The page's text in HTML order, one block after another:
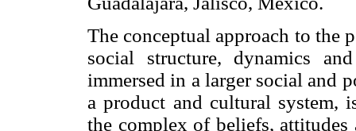
The conceptual approach to the
social structure, dynamics
immersed in a larger social and
a product and cultural system,
the complex of beliefs, attitudes